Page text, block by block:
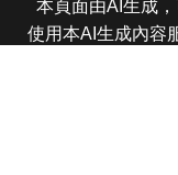
本頁面由AI生成
使用本AI生成內容